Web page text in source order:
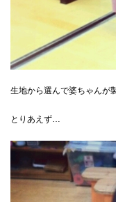
生地から選んで婆ちゃんが
とりあえず…